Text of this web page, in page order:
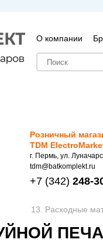
О компании
Розничный
TDM
г. Пермь, ул.
tdm@batkomplekt.ru
+7 (342) 248-
13. Расходные